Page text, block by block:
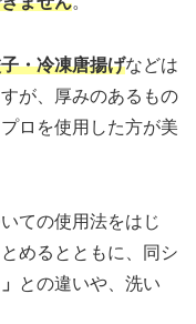
・冷凍唐揚げなどは
が、厚みのあるもの
ロを使用した方が美
ての使用法をはじ
めるとともに、同シ
との違いや、洗い